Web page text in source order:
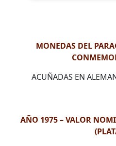
MONEDAS DEL
ACUÑADAS EN
AÑO 1975 – VALOR